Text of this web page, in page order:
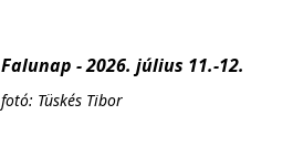
Falunap - 2026. július 11.-12.
fotó: Tüskés Tibor